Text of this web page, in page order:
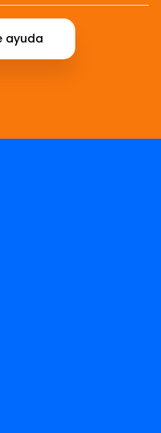
ayuda